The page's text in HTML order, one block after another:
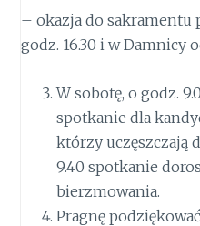
– okazja do sakramentu
godz. 16.30 i w Damnicy
W sobotę, o godz.
spotkanie dla
którzy uczęszczają
9.40 spotkanie
bierzmowania.
Pragnę